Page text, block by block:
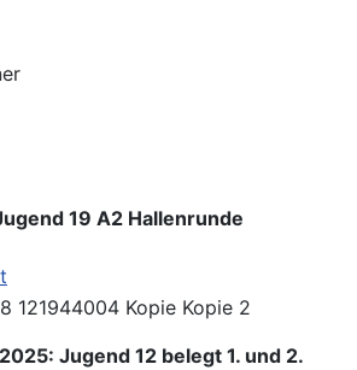
19 A2 Hallenrunde
Jugend 12 belegt 1. und 2.